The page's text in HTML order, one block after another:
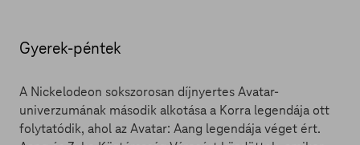
Gyerek-péntek
A Nickelodeon sokszorosan díjnyertes Avatar-
univerzumának második alkotása a Korra legendája ott
folytatódik, ahol az Avatar: Aang legendája véget ért.